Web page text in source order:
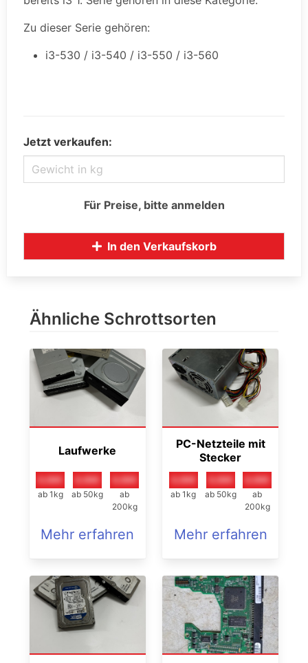
Zu dieser Serie gehören:
i3-530 / i3-540 / i3-550 / i3-560
Jetzt verkaufen:
Für Preise, bitte anmelden
In den Verkaufskorb
Ähnliche Schrottsorten
Laufwerke
0,00€
ab 1kg
0,00€
ab 50kg
0,00€
ab
200kg
Mehr erfahren
PC-Netzteile mit
Stecker
0,00€
ab 1kg
0,00€
ab 50kg
0,00€
ab
200kg
Mehr erfahren